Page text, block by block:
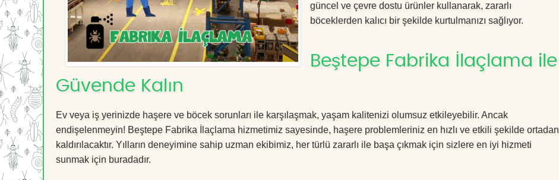
güncel ve çevre dostu ürünler kullanarak, zararlı
böceklerden kalıcı bir şekilde kurtulmanızı sağlıyor.
Beştepe Fabrika İlaçlama ile
Güvende Kalın
Ev veya iş yerinizde haşere ve böcek sorunları ile karşılaşmak, yaşam kalitenizi olumsuz etkileyebilir. Ancak
endişelenmeyin! Beştepe Fabrika İlaçlama hizmetimiz sayesinde, haşere problemleriniz en hızlı ve etkili şekilde ortadan
kaldırılacaktır. Yılların deneyimine sahip uzman ekibimiz, her türlü zararlı ile başa çıkmak için sizlere en iyi hizmeti
sunmak için buradadır.